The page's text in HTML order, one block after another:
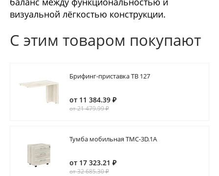
визуальной лёгкостью конструкции.
С этим товаром покупают
Брифинг-приставка TB 127
от 11 384.39 ₽
от 21 479.99 ₽
Тумба мобильная TMC-3D.1A
от 17 323.21 ₽
от 32 685.30 ₽